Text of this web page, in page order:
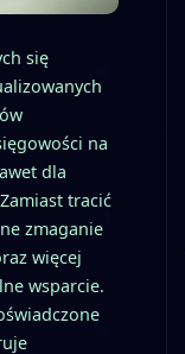
się
na
dla
tracić
zmaganie
więcej
wsparcie.